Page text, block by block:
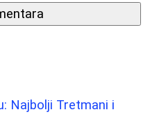
Najbolji Tretmani i